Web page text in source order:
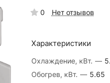
0 Нет отзывов
Характеристики
Охлаждение, кВт. —
Обогрев, кВт. — 5.65